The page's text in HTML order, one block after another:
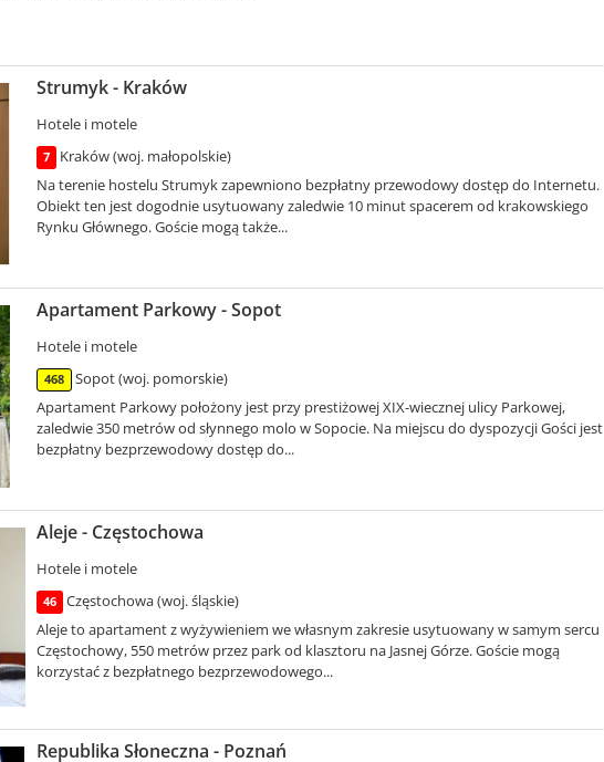
Strumyk - Kraków
Hotele i motele
7
Kraków (woj. małopolskie)
Na terenie hostelu Strumyk zapewniono bezpłatny przewodowy dostęp do Internetu.
Obiekt ten jest dogodnie usytuowany zaledwie 10 minut spacerem od krakowskiego
Rynku Głównego. Goście mogą także...
Apartament Parkowy - Sopot
Hotele i motele
468
Sopot (woj. pomorskie)
Apartament Parkowy położony jest przy prestiżowej XIX-wiecznej ulicy Parkowej,
zaledwie 350 metrów od słynnego molo w Sopocie. Na miejscu do dyspozycji Gości jest
bezpłatny bezprzewodowy dostęp do...
Aleje - Częstochowa
Hotele i motele
46
Częstochowa (woj. śląskie)
Aleje to apartament z wyżywieniem we własnym zakresie usytuowany w samym sercu
Częstochowy, 550 metrów przez park od klasztoru na Jasnej Górze. Goście mogą
korzystać z bezpłatnego bezprzewodowego...
Republika Słoneczna - Poznań